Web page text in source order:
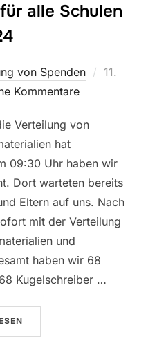
alle Schulen
von Spenden
11.
Kommentare
Verteilung von
hat
09:30 Uhr haben wir
Dort warteten bereits
Eltern auf uns. Nach
mit der Verteilung
und
haben wir 68
Kugelschreiber …
„BERICHT AUS KINDIA: